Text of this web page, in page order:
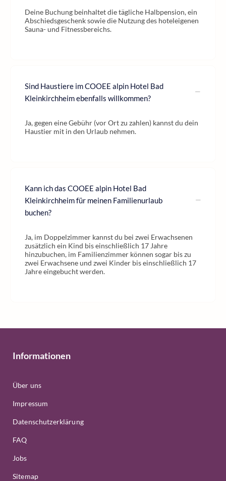
Deine Buchung beinhaltet die tägliche Halbpension, ein
Abschiedsgeschenk sowie die Nutzung des hoteleigenen
Sauna- und Fitnessbereichs.
Sind Haustiere im COOEE alpin Hotel Bad
Kleinkirchheim ebenfalls willkommen?
Ja, gegen eine Gebühr (vor Ort zu zahlen) kannst du dein
Haustier mit in den Urlaub nehmen.
Kann ich das COOEE alpin Hotel Bad
Kleinkirchheim für meinen Familienurlaub
buchen?
Ja, im Doppelzimmer kannst du bei zwei Erwachsenen
zusätzlich ein Kind bis einschließlich 17 Jahre
hinzubuchen, im Familienzimmer können sogar bis zu
zwei Erwachsene und zwei Kinder bis einschließlich 17
Jahre eingebucht werden.
Informationen
Über uns
Impressum
Datenschutzerklärung
FAQ
Jobs
Sitemap